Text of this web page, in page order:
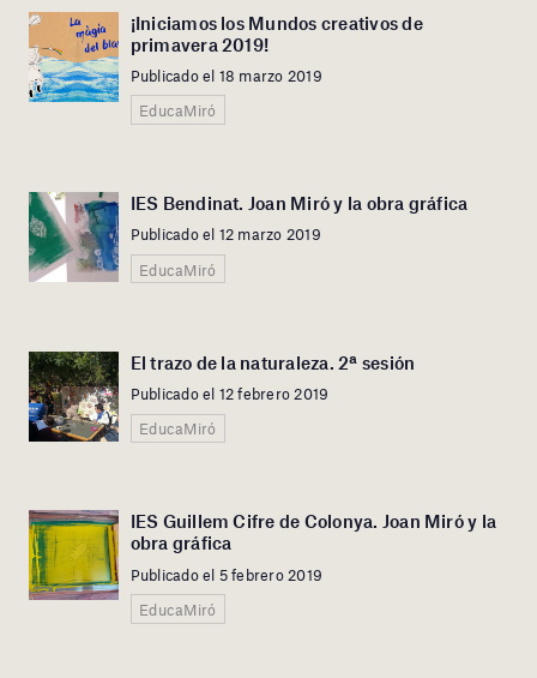
¡Iniciamos los Mundos creativos de
primavera 2019!
Publicado el 18 marzo 2019
EducaMiró
IES Bendinat. Joan Miró y la obra gráfica
Publicado el 12 marzo 2019
EducaMiró
El trazo de la naturaleza. 2ª sesión
Publicado el 12 febrero 2019
EducaMiró
IES Guillem Cifre de Colonya. Joan Miró y la
obra gráfica
Publicado el 5 febrero 2019
EducaMiró